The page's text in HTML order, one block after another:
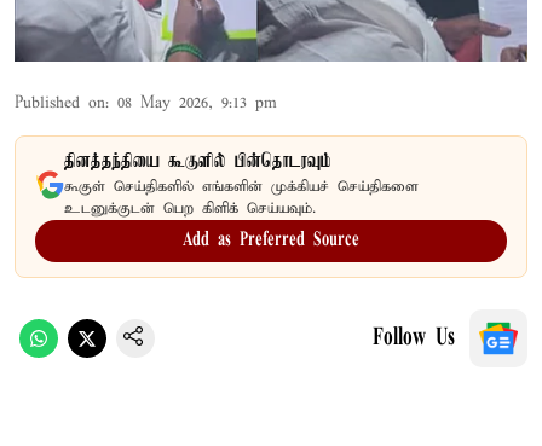
Published on: 08 May 2026, 9:13 pm
தினத்தந்தியை கூகுளில் பின்தொடரவும்
கூகுள் செய்திகளில் எங்களின் முக்கியச் செய்திகளை
உடனுக்குடன் பெற கிளிக் செய்யவும்.
Add as Preferred Source
Follow Us